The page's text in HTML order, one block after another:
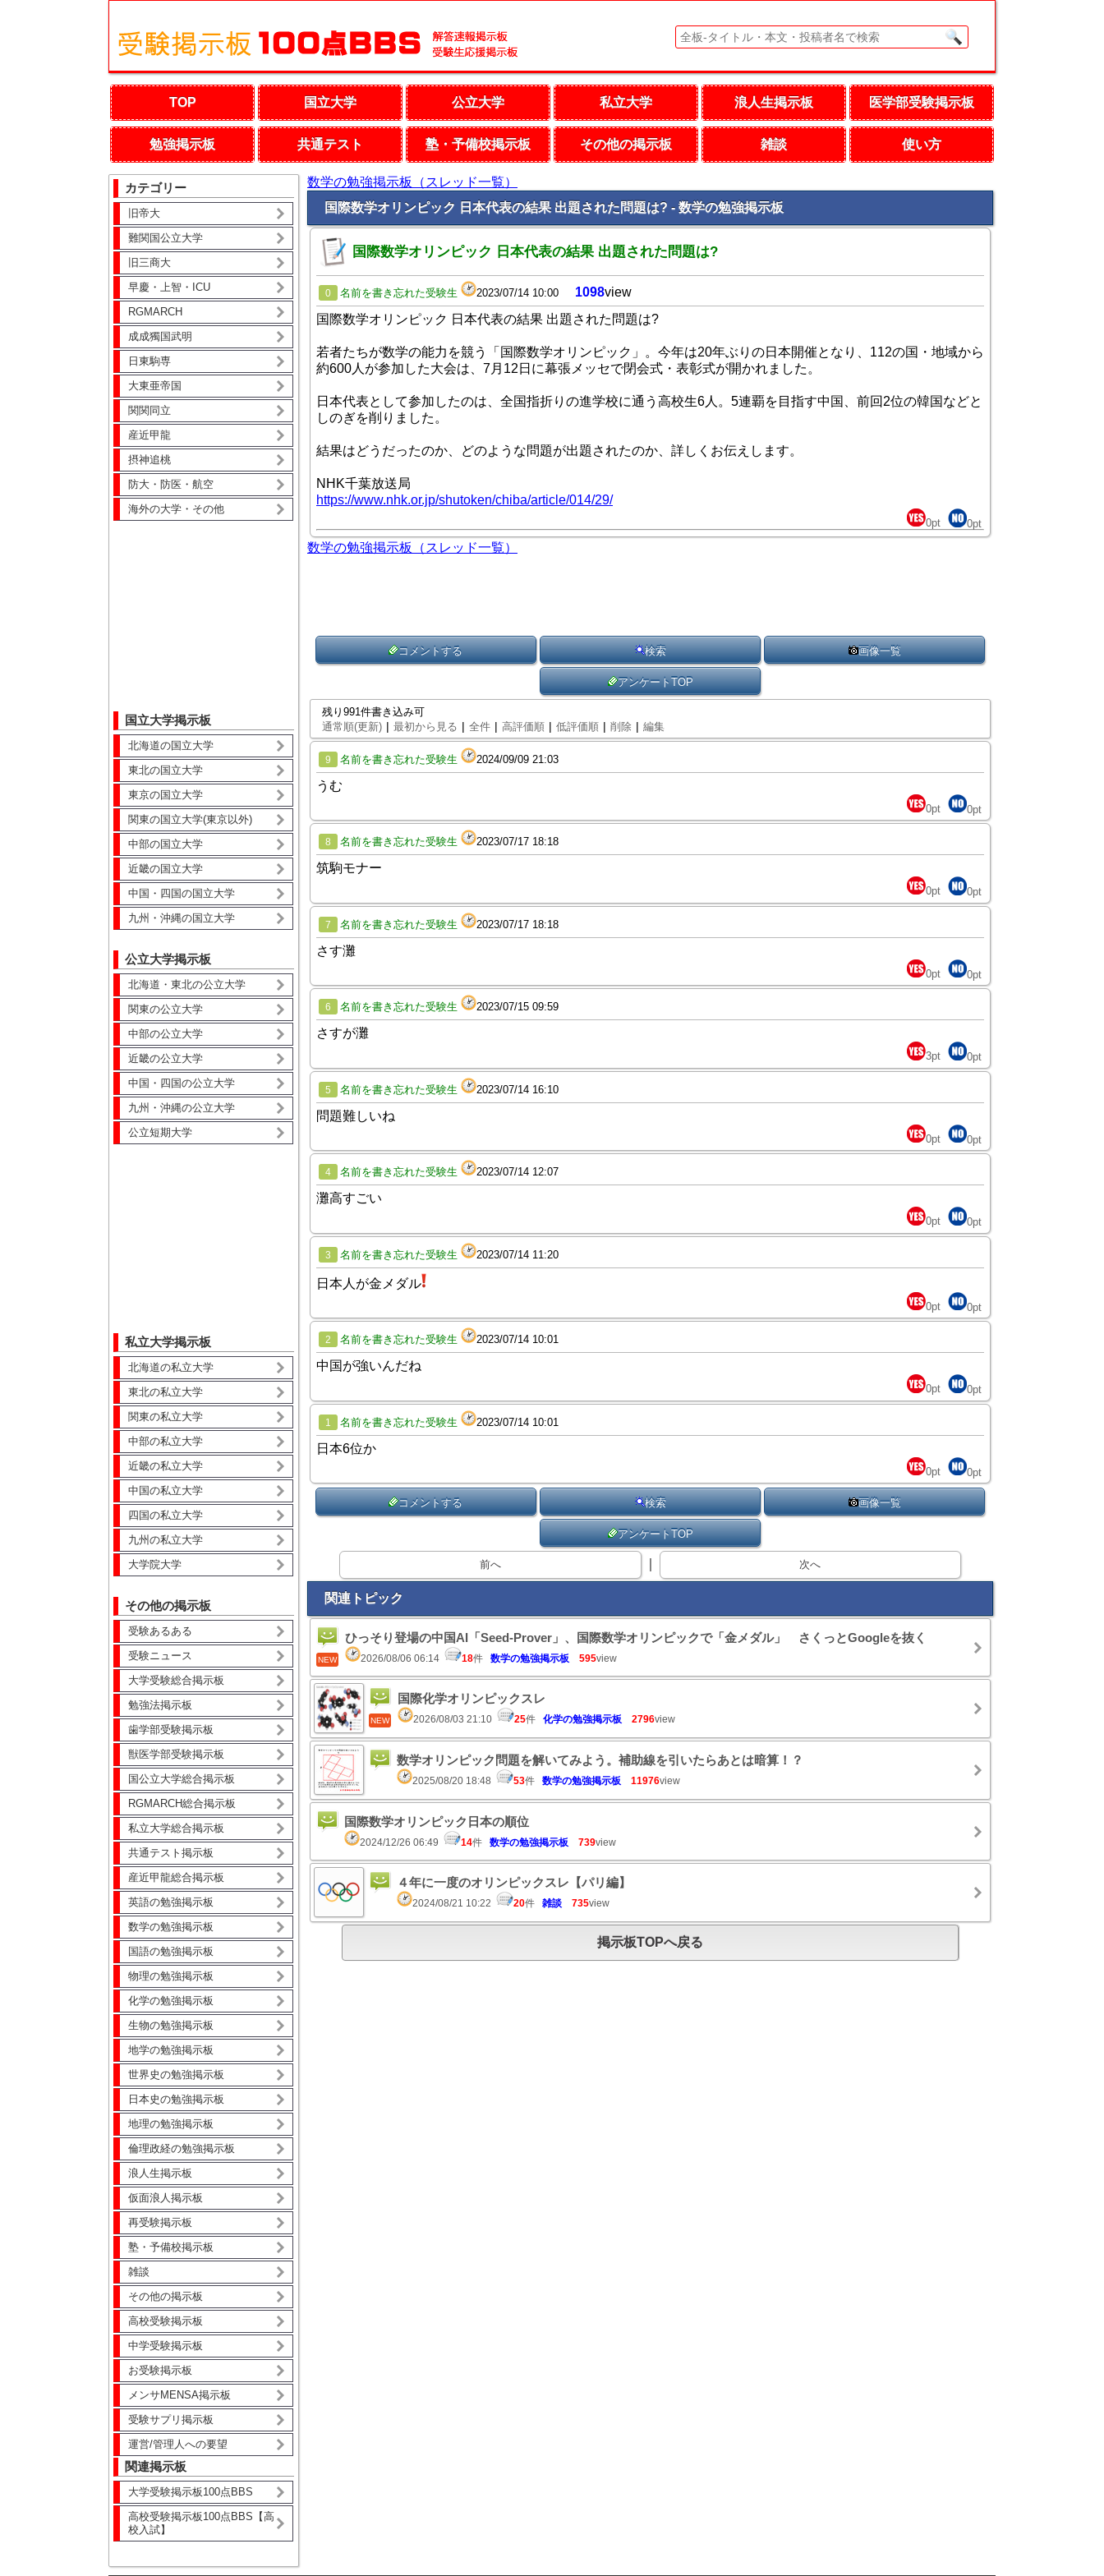
TOP 国立大学 公立大学 私立大学 浪人生掲示板 医学部受験掲示板
勉強掲示板 共通テスト 塾・予備校掲示板 その他の掲示板 雑談 使い方
カテゴリー
旧帝大
難関国公立大学
旧三商大
早慶・上智・ICU
RGMARCH
成成獨国武明
日東駒専
大東亜帝国
関関同立
産近甲龍
摂神追桃
防大・防医・航空
海外の大学・その他
国立大学掲示板
北海道の国立大学
東北の国立大学
東京の国立大学
関東の国立大学(東京以外)
中部の国立大学
近畿の国立大学
中国・四国の国立大学
九州・沖縄の国立大学
公立大学掲示板
北海道・東北の公立大学
関東の公立大学
中部の公立大学
近畿の公立大学
中国・四国の公立大学
九州・沖縄の公立大学
公立短期大学
私立大学掲示板
北海道の私立大学
東北の私立大学
関東の私立大学
中部の私立大学
近畿の私立大学
中国の私立大学
四国の私立大学
九州の私立大学
大学院大学
その他の掲示板
受験あるある
受験ニュース
大学受験総合掲示板
勉強法掲示板
歯学部受験掲示板
獣医学部受験掲示板
国公立大学総合掲示板
RGMARCH総合掲示板
私立大学総合掲示板
共通テスト掲示板
産近甲龍総合掲示板
英語の勉強掲示板
数学の勉強掲示板
国語の勉強掲示板
物理の勉強掲示板
化学の勉強掲示板
生物の勉強掲示板
地学の勉強掲示板
世界史の勉強掲示板
日本史の勉強掲示板
地理の勉強掲示板
倫理政経の勉強掲示板
浪人生掲示板
仮面浪人掲示板
再受験掲示板
塾・予備校掲示板
雑談
その他の掲示板
高校受験掲示板
中学受験掲示板
お受験掲示板
メンサMENSA掲示板
受験サプリ掲示板
運営/管理人への要望
関連掲示板
大学受験掲示板100点BBS
高校受験掲示板100点BBS【高
校入試】
数学の勉強掲示板（スレッド一覧）
国際数学オリンピック 日本代表の結果 出題された問題は? - 数学の勉強掲示板
国際数学オリンピック 日本代表の結果 出題された問題は?
0 名前を書き忘れた受験生 2023/07/14 10:00 1098view
国際数学オリンピック 日本代表の結果 出題された問題は?
若者たちが数学の能力を競う「国際数学オリンピック」。今年は20年ぶりの日本開催となり、112の国・地域から
約600人が参加した大会は、7月12日に幕張メッセで閉会式・表彰式が開かれました。
日本代表として参加したのは、全国指折りの進学校に通う高校生6人。5連覇を目指す中国、前回2位の韓国などと
しのぎを削りました。
結果はどうだったのか、どのような問題が出題されたのか、詳しくお伝えします。
NHK千葉放送局
https://www.nhk.or.jp/shutoken/chiba/article/014/29/
0pt 0pt
数学の勉強掲示板（スレッド一覧）
コメントする 検索 画像一覧
アンケートTOP
残り991件書き込み可
通常順(更新) | 最初から見る | 全件 | 高評価順 | 低評価順 | 削除 | 編集
9 名前を書き忘れた受験生 2024/09/09 21:03
うむ
0pt 0pt
8 名前を書き忘れた受験生 2023/07/17 18:18
筑駒モナー
0pt 0pt
7 名前を書き忘れた受験生 2023/07/17 18:18
さす灘
0pt 0pt
6 名前を書き忘れた受験生 2023/07/15 09:59
さすが灘
3pt 0pt
5 名前を書き忘れた受験生 2023/07/14 16:10
問題難しいね
0pt 0pt
4 名前を書き忘れた受験生 2023/07/14 12:07
灘高すごい
0pt 0pt
3 名前を書き忘れた受験生 2023/07/14 11:20
日本人が金メダル
0pt 0pt
2 名前を書き忘れた受験生 2023/07/14 10:01
中国が強いんだね
0pt 0pt
1 名前を書き忘れた受験生 2023/07/14 10:01
日本6位か
0pt 0pt
コメントする 検索 画像一覧
アンケートTOP
前へ 次へ
関連トピック
NEW
ひっそり登場の中国AI「Seed-Prover」、国際数学オリンピックで「金メダル」 さくっとGoogleを抜く
2026/08/06 06:14 18件 数学の勉強掲示板 595view
NEW
国際化学オリンピックスレ
2026/08/03 21:10 25件 化学の勉強掲示板 2796view
数学オリンピック問題を解いてみよう。補助線を引いたらあとは暗算！？
2025/08/20 18:48 53件 数学の勉強掲示板 11976view
国際数学オリンピック日本の順位
2024/12/26 06:49 14件 数学の勉強掲示板 739view
４年に一度のオリンピックスレ【パリ編】
2024/08/21 10:22 20件 雑談 735view
掲示板TOPへ戻る